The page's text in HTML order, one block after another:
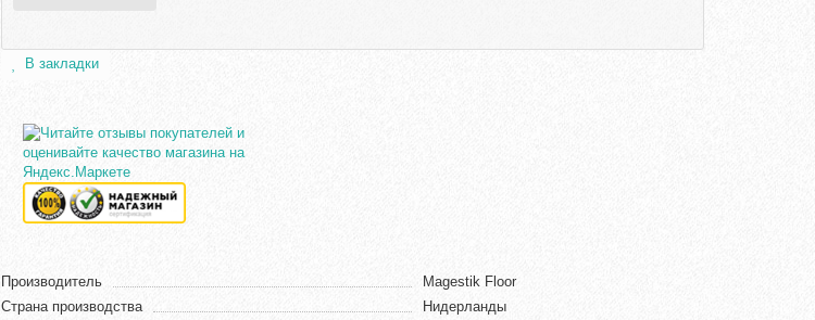
В закладки
Производитель
Magestik Floor
Страна производства
Нидерланды